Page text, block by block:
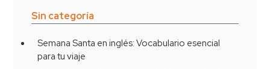
Sin categoría
Semana Santa en inglés: Vocabulario esencial
para tu viaje